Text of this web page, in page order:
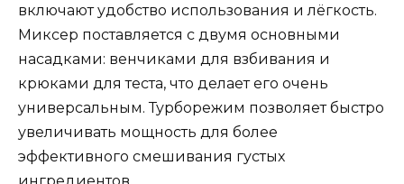
включают удобство использования и лёгкость.
Миксер поставляется с двумя основными
насадками: венчиками для взбивания и
крюками для теста, что делает его очень
универсальным. Турборежим позволяет быстро
увеличивать мощность для более
эффективного смешивания густых
ингредиентов.